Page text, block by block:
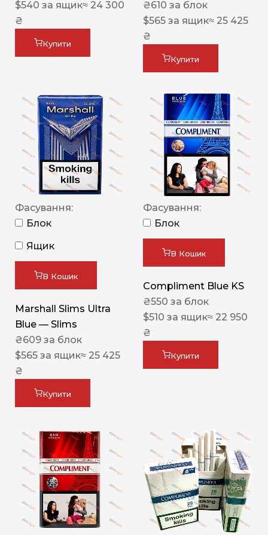
$540 за ящик≈ 24 300
₴
Купити
₴610 за блок
$565 за ящик≈ 25 425
₴
Купити
Фасування:
Блок
Ящик
В Кошик
Marshall Slims Ultra
Blue — Slims
₴609 за блок
$565 за ящик≈ 25 425
₴
Купити
Фасування:
Блок
В Кошик
Compliment Blue KS
₴550 за блок
$510 за ящик≈ 22 950
₴
Купити